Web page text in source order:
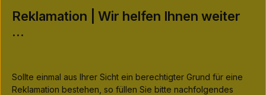
Reklamation | Wir helfen Ihnen weiter
...
Sollte einmal aus Ihrer Sicht ein berechtigter Grund für eine
Reklamation bestehen, so füllen Sie bitte nachfolgendes